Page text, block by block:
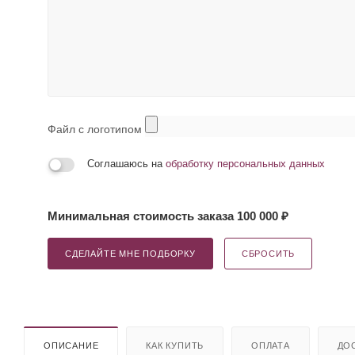
Файл с логотипом
Соглашаюсь на обработку персональных данных
Минимальная стоимость заказа 100 000 ₽
СДЕЛАЙТЕ МНЕ ПОДБОРКУ СБРОСИТЬ
ОПИСАНИЕ КАК КУПИТЬ ОПЛАТА